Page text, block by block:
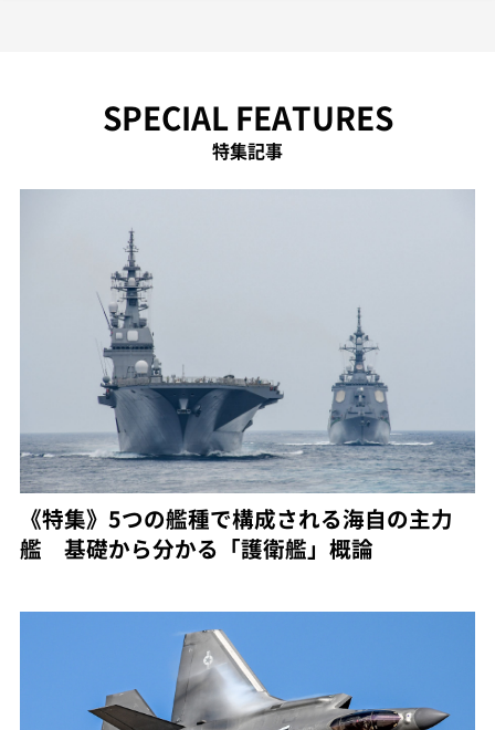
SPECIAL FEATURES
特集記事
《特集》5つの艦種で構成される海自の主力
艦 基礎から分かる「護衛艦」概論